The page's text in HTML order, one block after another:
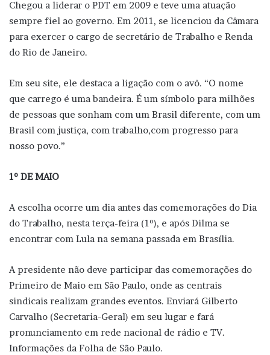
Chegou a liderar o PDT em 2009 e teve uma atuação
sempre fiel ao governo. Em 2011, se licenciou da Câmara
para exercer o cargo de secretário de Trabalho e Renda
do Rio de Janeiro.
Em seu site, ele destaca a ligação com o avô. “O nome
que carrego é uma bandeira. É um símbolo para milhões
de pessoas que sonham com um Brasil diferente, com um
Brasil com justiça, com trabalho,com progresso para
nosso povo.”
1º DE MAIO
A escolha ocorre um dia antes das comemorações do Dia
do Trabalho, nesta terça-feira (1º), e após Dilma se
encontrar com Lula na semana passada em Brasília.
A presidente não deve participar das comemorações do
Primeiro de Maio em São Paulo, onde as centrais
sindicais realizam grandes eventos. Enviará Gilberto
Carvalho (Secretaria-Geral) em seu lugar e fará
pronunciamento em rede nacional de rádio e TV.
Informações da Folha de São Paulo.